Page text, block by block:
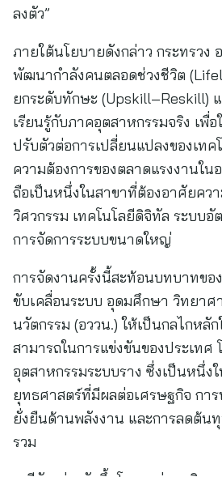
ลงตัว”
ภายใต้นโยบายดังกล่าว กระทรวง
พัฒนากำลังคนตลอดช่วงชีวิต
ยกระดับทักษะ (Upskill–Reskill) แ
เรียนรู้กับภาคอุตสาหกรรมจริง เพื่
ปรับตัวต่อการเปลี่ยนแปลงของเทค
ความต้องการของตลาดแรงงานใน
ถือเป็นหนึ่งในสาขาที่ต้องอาศัยคว
วิศวกรรม เทคโนโลยีดิจิทัล ระบบ
การจัดการระบบขนาดใหญ่
การจัดงานครั้งนี้สะท้อนบทบาทขอ
ขับเคลื่อนระบบ อุดมศึกษา วิทยาศ
นวัตกรรม (อววน.) ให้เป็นกลไกหลั
สามารถในการแข่งขันของประเทศ
อุตสาหกรรมระบบราง ซึ่งเป็นหนึ่ง
ยุทธศาสตร์ที่มีผลต่อเศรษฐกิจ กา
ยั่งยืนด้านพลังงาน และการลดต้น
รวม